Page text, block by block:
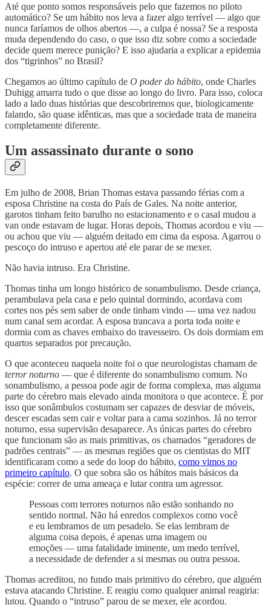
Até que ponto somos responsáveis pelo que fazemos no piloto
automático? Se um hábito nos leva a fazer algo terrível — algo que
nunca faríamos de olhos abertos —, a culpa é nossa? Se a resposta
muda dependendo do caso, o que isso diz sobre como a sociedade
decide quem merece punição? E isso ajudaria a explicar a epidemia
dos “tigrinhos” no Brasil?
Chegamos ao último capítulo de O poder do hábito, onde Charles
Duhigg amarra tudo o que disse ao longo do livro. Para isso, coloca
lado a lado duas histórias que descobriremos que, biologicamente
falando, são quase idênticas, mas que a sociedade trata de maneira
completamente diferente.
Um assassinato durante o sono
Em julho de 2008, Brian Thomas estava passando férias com a
esposa Christine na costa do País de Gales. Na noite anterior,
garotos tinham feito barulho no estacionamento e o casal mudou a
van onde estavam de lugar. Horas depois, Thomas acordou e viu —
ou achou que viu — alguém deitado em cima da esposa. Agarrou o
pescoço do intruso e apertou até ele parar de se mexer.
Não havia intruso. Era Christine.
Thomas tinha um longo histórico de sonambulismo. Desde criança,
perambulava pela casa e pelo quintal dormindo, acordava com
cortes nos pés sem saber de onde tinham vindo — uma vez nadou
num canal sem acordar. A esposa trancava a porta toda noite e
dormia com as chaves embaixo do travesseiro. Os dois dormiam em
quartos separados por precaução.
O que aconteceu naquela noite foi o que neurologistas chamam de
terror noturno — que é diferente do sonambulismo comum. No
sonambulismo, a pessoa pode agir de forma complexa, mas alguma
parte do cérebro mais elevado ainda monitora o que acontece. É por
isso que sonâmbulos costumam ser capazes de desviar de móveis,
descer escadas sem cair e voltar para a cama sozinhos. Já no terror
noturno, essa supervisão desaparece. As únicas partes do cérebro
que funcionam são as mais primitivas, os chamados “geradores de
padrões centrais” — as mesmas regiões que os cientistas do MIT
identificaram como a sede do loop do hábito, como vimos no
primeiro capítulo. O que sobra são os hábitos mais básicos da
espécie: correr de uma ameaça e lutar contra um agressor.
Pessoas com terrores noturnos não estão sonhando no
sentido normal. Não há enredos complexos como você
e eu lembramos de um pesadelo. Se elas lembram de
alguma coisa depois, é apenas uma imagem ou
emoções — uma fatalidade iminente, um medo terrível,
a necessidade de defender a si mesmas ou outra pessoa.
Thomas acreditou, no fundo mais primitivo do cérebro, que alguém
estava atacando Christine. E reagiu como qualquer animal reagiria:
lutou. Quando o “intruso” parou de se mexer, ele acordou.